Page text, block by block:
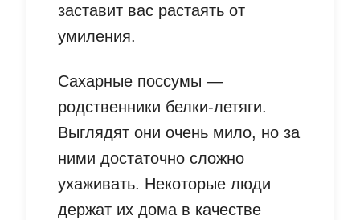
заставит вас растаять от
умиления.
Сахарные поссумы —
родственники белки-летяги.
Выглядят они очень мило, но за
ними достаточно сложно
ухаживать. Некоторые люди
держат их дома в качестве